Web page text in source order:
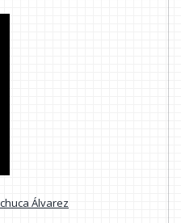
Álvarez